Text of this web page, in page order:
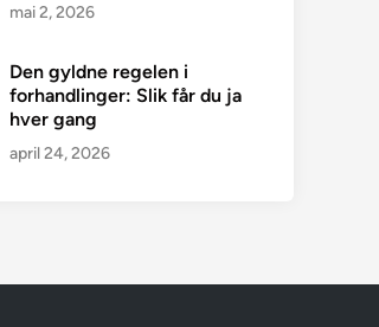
mai 2, 2026
Den gyldne regelen i
forhandlinger: Slik får du ja
hver gang
april 24, 2026